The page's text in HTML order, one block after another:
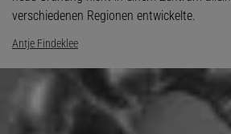
verschiedenen Regionen entwickelte.
Antje Findeklee